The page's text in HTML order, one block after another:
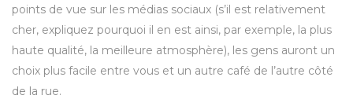
points de vue sur les médias sociaux (s’il est relativement
cher, expliquez pourquoi il en est ainsi, par exemple, la plus
haute qualité, la meilleure atmosphère), les gens auront un
choix plus facile entre vous et un autre café de l’autre côté
de la rue.